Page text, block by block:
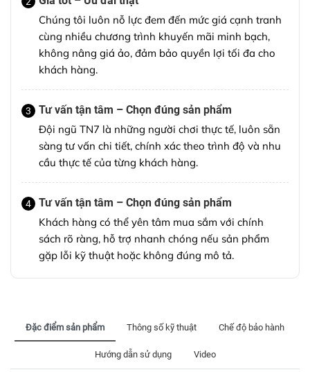
Chúng tôi luôn nỗ lực đem đến mức giá cạnh tranh
cùng nhiều chương trình khuyến mãi minh bạch,
không nâng giá ảo, đảm bảo quyền lợi tối đa cho
khách hàng.
3
Tư vấn tận tâm – Chọn đúng sản phẩm
Đội ngũ TN7 là những người chơi thực tế, luôn sẵn
sàng tư vấn chi tiết, chính xác theo trình độ và nhu
cầu thực tế của từng khách hàng.
4
Tư vấn tận tâm – Chọn đúng sản phẩm
Khách hàng có thể yên tâm mua sắm với chính
sách rõ ràng, hỗ trợ nhanh chóng nếu sản phẩm
gặp lỗi kỹ thuật hoặc không đúng mô tả.
Đặc điểm sản phẩm Thông số kỹ thuật Chế độ bảo hành
Hướng dẫn sử dụng Video